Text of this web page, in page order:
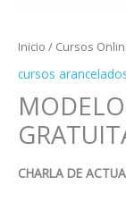
Inicio / Cursos
cursos
CHARLA DE